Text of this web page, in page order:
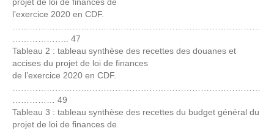
l’exercice 2020 en CDF.
……………….. 47
Tableau 2 : tableau synthèse des recettes des douanes et
accises du projet de loi de finances
de l’exercice 2020 en CDF.
…………… 49
Tableau 3 : tableau synthèse des recettes du budget général du
projet de loi de finances de